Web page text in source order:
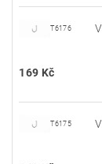
T6176
169 Kč
T6175